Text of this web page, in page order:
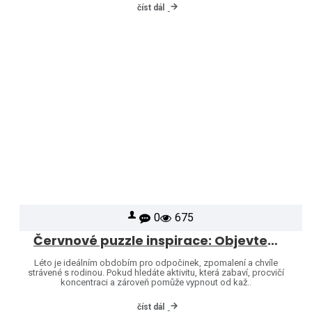
číst dál
0 675
Červnové puzzle inspirace: Objevte svět značek Heye a Jumbo
Léto je ideálním obdobím pro odpočinek, zpomalení a chvíle
strávené s rodinou. Pokud hledáte aktivitu, která zabaví, procvičí
koncentraci a zároveň pomůže vypnout od kaž..
číst dál